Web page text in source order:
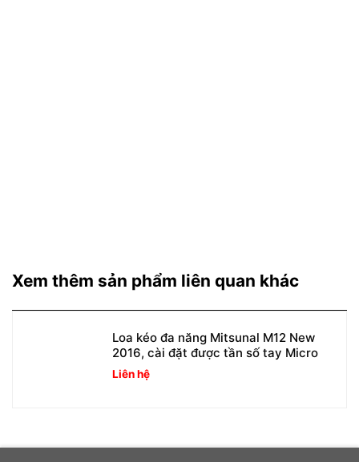
Xem thêm sản phẩm liên quan khác
Loa kéo đa năng Mitsunal M12 New
2016, cài đặt được tần số tay Micro
Liên hệ